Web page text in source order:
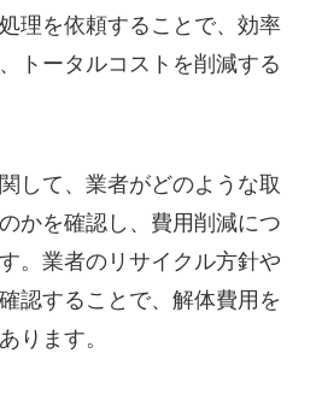
理を依頼することで、効率
トータルコストを削減する
して、業者がどのような取
かを確認し、費用削減につ
。業者のリサイクル方針や
認することで、解体費用を
ります。